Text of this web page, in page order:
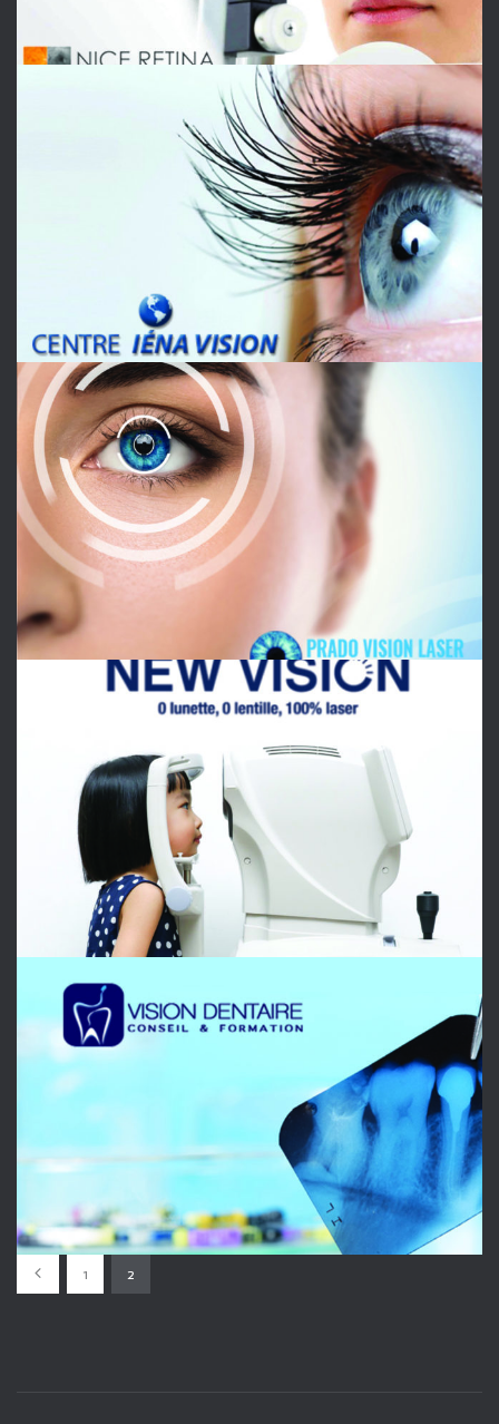
PRADO VISION LASER
OPHTALMOLOGIE
NEW VISION
VISION DENTAIRE
OPHTALMOLOGIE
1 2